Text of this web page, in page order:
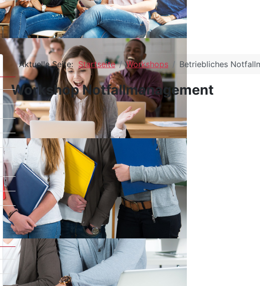
Aktuelle Seite: Startseite Workshops Betriebliches
Workshop Notfallmanagement